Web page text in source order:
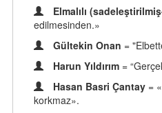
Elmalılı
edilmesinden.»
Gültekin Onan =
Harun Yıldırım =
Hasan Basri Çantay =
korkmaz».